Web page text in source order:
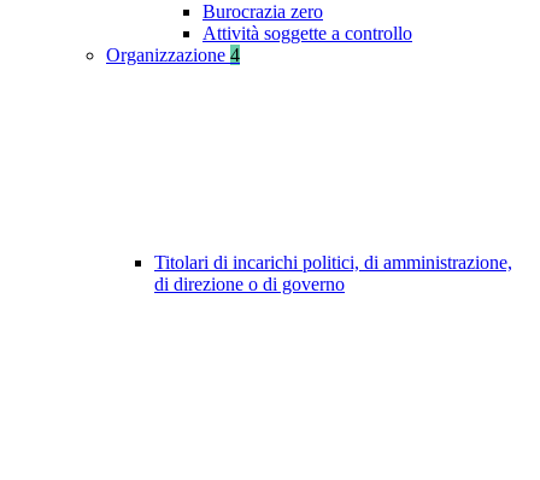
Burocrazia zero
Attività soggette a controllo
Organizzazione 4
Titolari di incarichi politici, di amministrazione,
di direzione o di governo